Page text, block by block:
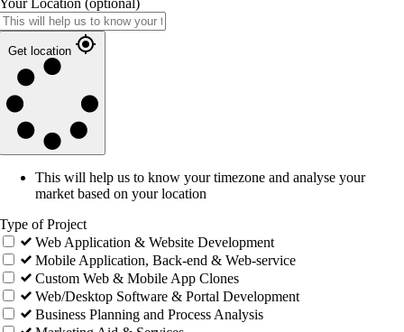
Your Location (optional)
Get location
This will help us to know your timezone and analyse your
market based on your location
Type of Project
Web Application & Website Development
Mobile Application, Back-end & Web-service
Custom Web & Mobile App Clones
Web/Desktop Software & Portal Development
Business Planning and Process Analysis